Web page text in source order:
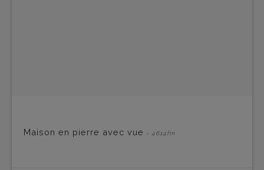
Maison en pierre avec vue - 4614fm